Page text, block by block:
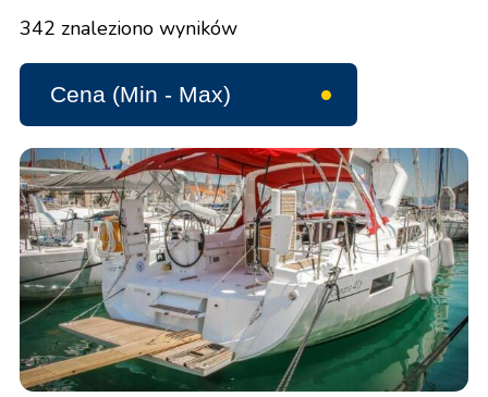
342 znaleziono wyników